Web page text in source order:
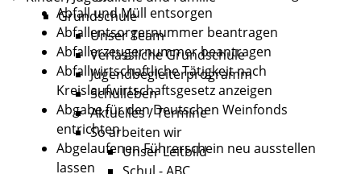
Grundschule
Unser Team
Verlässliche Grundschule
Jugendbegleiterprogramm
Schulleben
Aktuelles / Termine
So arbeiten wir
Unser Leitbild
Abfall und Müll entsorgen
Abfallentsorgernummer beantragen
Abfallerzeugernummer beantragen
Abfallwirtschaftliche Tätigkeit nach
Kreislaufwirtschaftsgesetz anzeigen
Abgabe für den Deutschen Weinfonds
entrichten
Abgelaufenen Führerschein neu ausstellen
lassen